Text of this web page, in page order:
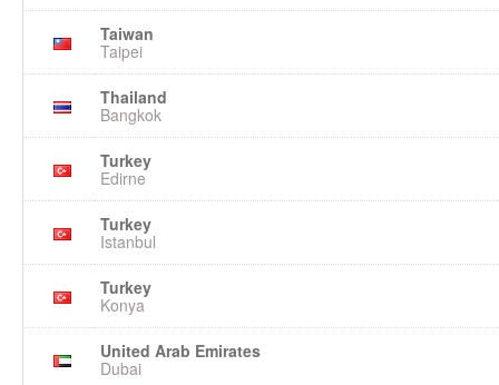
Taiwan
Taipei
Thailand
Bangkok
Turkey
Edirne
Turkey
Istanbul
Turkey
Konya
United Arab Emirates
Dubai